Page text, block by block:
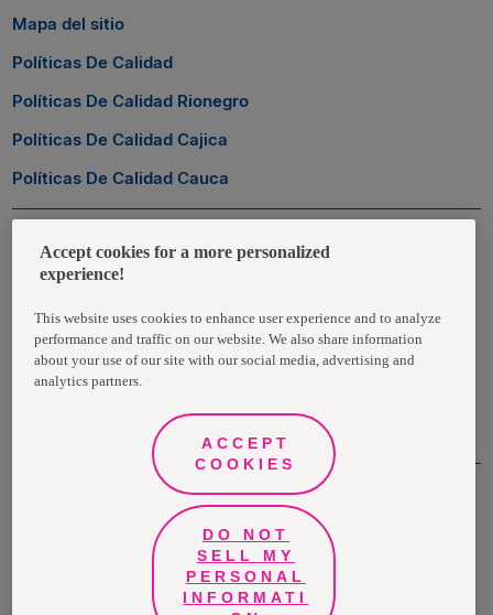
Mapa del sitio
Políticas De Calidad
Políticas De Calidad Rionegro
Políticas De Calidad Cajica
Políticas De Calidad Cauca
Zona Transaccional
Clientes
Proveedores
©Grupo Familia® 2021
Todos los derechos reservados | Medellín - Colombia
Accept cookies for a more personalized
experience!
This website uses cookies to enhance user experience and to analyze
performance and traffic on our website. We also share information
about your use of our site with our social media, advertising and
analytics partners.
ACCEPT
COOKIES
DO NOT
SELL MY
PERSONAL
INFORMATI